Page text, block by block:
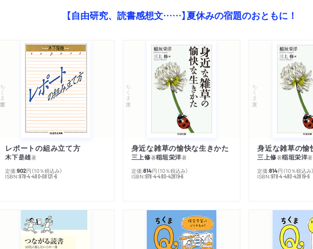
【自由研究、読書感想文……】夏休みの宿題のおともに！
ちくま学芸文庫
レポートの組み立て方
木下是雄著
定価:902円 （10％税込み）
ISBN:978-4-480-08121-6
ちくま文庫
身近な雑草の愉快な生きかた
三上修著稲垣栄洋著
定価:814円 （10％税込み）
ISBN:978-4-480-42819-6
ちくま文庫
身近な雑草の愉
三上修著稲垣栄洋著
定価:814円 （10％税込み）
ISBN:978-4-480-42819-6